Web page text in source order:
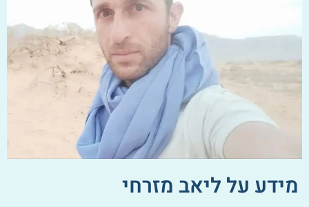
מידע על ליאב מזרחי